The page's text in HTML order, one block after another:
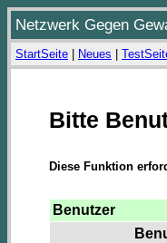
Netzwerk Gegen
StartSeite Neues
Bitte
Diese Funktion
Benutzer